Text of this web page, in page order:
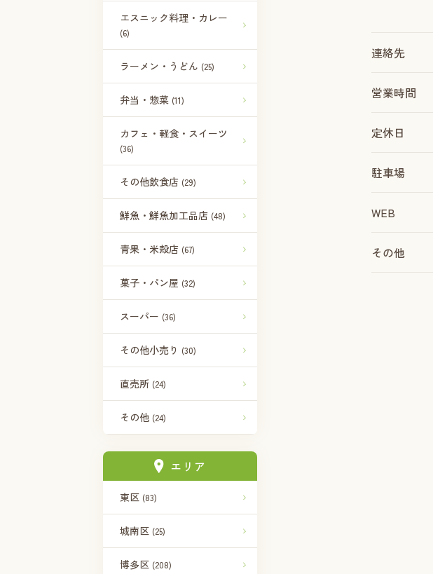
エスニック料理・カレー
(6)
ラーメン・うどん (25)
弁当・惣菜 (11)
カフェ・軽食・スイーツ
(36)
その他飲食店 (29)
鮮魚・鮮魚加工品店 (48)
青果・米殻店 (67)
菓子・パン屋 (32)
スーパー (36)
その他小売り (30)
直売所 (24)
その他 (24)
エリア
東区 (83)
城南区 (25)
博多区 (208)
連絡先
営業時間
定休日
駐車場
WEB
その他